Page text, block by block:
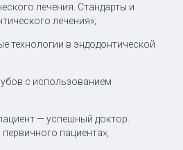
лечения. Стандарты и
лечения»;
технологии в эндодонтической
с использованием
— успешный доктор.
пациента»;